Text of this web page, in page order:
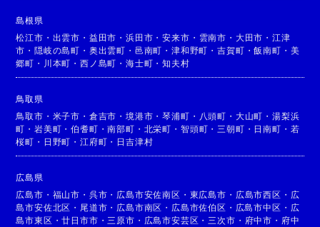
島根県
松江市 ・ 出雲市 ・ 益田市 ・浜田市 ・安来市 ・ 雲南市 ・ 大田市 ・ 江津
市 ・隠岐の島町 ・ 奥出雲町 ・ 邑南町 ・津和野町 ・吉賀町 ・飯南町 ・ 美
郷町 ・ 川本町 ・西ノ島町 ・海士町 ・知夫村
鳥取県
鳥取市 ・ 米子市 ・ 倉吉市 ・境港市 ・琴浦町 ・ 八頭町 ・ 大山町 ・ 湯梨浜
町 ・岩美町 ・伯耆町 ・南部町 ・ 北栄町 ・ 智頭町 ・ 三朝町 ・ 日南町 ・ 若
桜町 ・ 日野町 ・江府町 ・ 日吉津村
広島県
広島市 ・ 福山市 ・ 呉市 ・ 広島市安佐南区 ・ 東広島市 ・ 広島市西区 ・ 広
島市安佐北区 ・ 尾道市 ・ 広島市南区 ・ 広島市佐伯区 ・ 広島市中区 ・ 広
島市東区 ・廿日市市 ・ 三原市 ・ 広島市安芸区 ・ 三次市 ・ 府中市 ・ 府中